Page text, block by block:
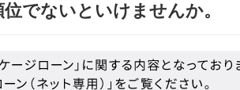
でないといけませんか。